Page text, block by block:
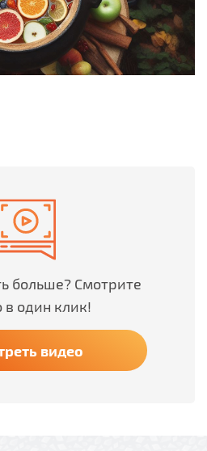
больше? Смотрите
в один клик!
видео